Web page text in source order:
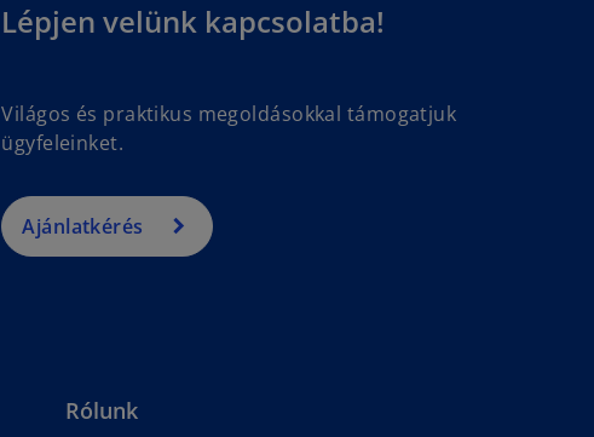
Lépjen velünk kapcsolatba!
Világos és praktikus megoldásokkal támogatjuk
ügyfeleinket.
Ajánlatkérés
Rólunk